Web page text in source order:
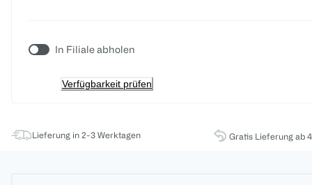
In Filiale abholen
Verfügbarkeit prüfen
Lieferung in 2-3 Werktagen Gratis Lieferung ab